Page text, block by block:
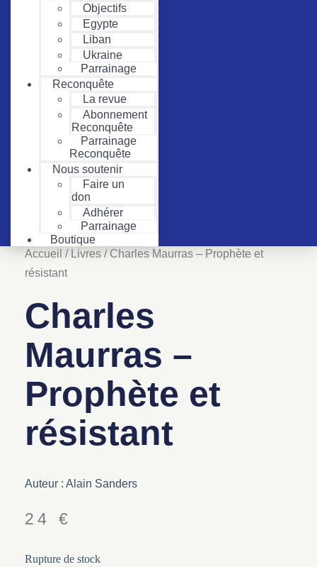
Objectifs
Egypte
Liban
Ukraine
Parrainage
Reconquête
La revue
Abonnement
Reconquête
Parrainage
Reconquête
Nous soutenir
Faire un
don
Adhérer
Parrainage
Boutique
Accueil / Livres / Charles Maurras – Prophète et
résistant
Charles
Maurras –
Prophète et
résistant
Auteur : Alain Sanders
24€
Rupture de stock